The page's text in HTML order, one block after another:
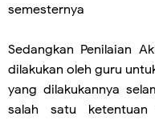
semesternya
Sedangkan Penilaian
dilakukan oleh guru
yang dilakukannya
salah satu